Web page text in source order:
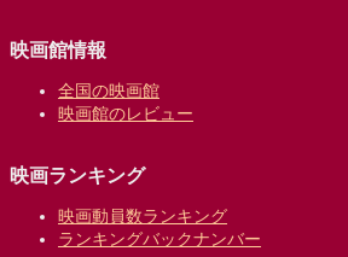
映画館情報
全国の映画館
映画館のレビュー
映画ランキング
映画動員数ランキング
ランキングバックナンバー